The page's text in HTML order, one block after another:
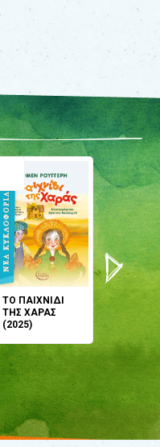
ΤΟ ΠΑΙΧΝΙΔΙ
ΤΗΣ ΧΑΡΑΣ
(2025)
μου;
(2024)